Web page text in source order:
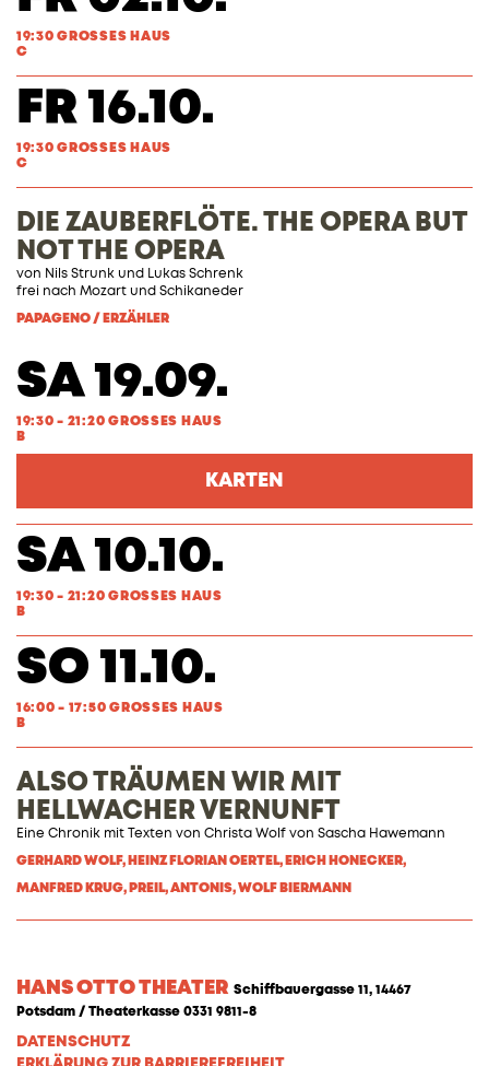
19:30 GROSSES HAUS
C
FR 16.10.
19:30 GROSSES HAUS
C
DIE ZAUBERFLÖTE. THE OPERA BUT
NOT THE OPERA
von Nils Strunk und Lukas Schrenk
frei nach Mozart und Schikaneder
PAPAGENO / ERZÄHLER
SA 19.09.
19:30 - 21:20 GROSSES HAUS
B
KARTEN
SA 10.10.
19:30 - 21:20 GROSSES HAUS
B
SO 11.10.
16:00 - 17:50 GROSSES HAUS
B
ALSO TRÄUMEN WIR MIT
HELLWACHER VERNUNFT
Eine Chronik mit Texten von Christa Wolf von Sascha Hawemann
GERHARD WOLF, HEINZ FLORIAN OERTEL, ERICH HONECKER,
MANFRED KRUG, PREIL, ANTONIS, WOLF BIERMANN
HANS OTTO THEATER Schiffbauergasse 11, 14467
Potsdam / Theaterkasse 0331 9811-8
DATENSCHUTZ